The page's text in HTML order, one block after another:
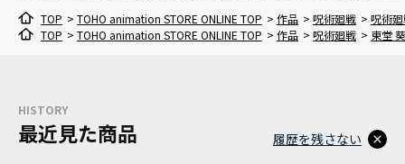
TOP > TOHO animation STORE ONLINE TOP > 作品 > 呪術廻戦 > 呪術
TOP > TOHO animation STORE ONLINE TOP > 作品 > 呪術廻戦 > 東堂 葵
HISTORY
最近見た商品 履歴を残さない